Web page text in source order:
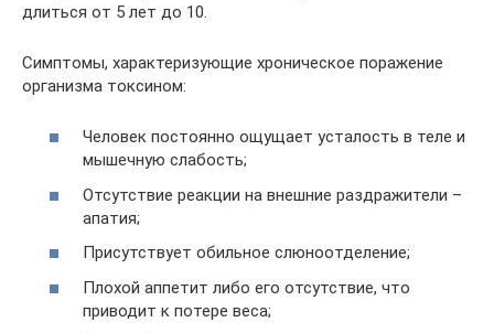
длиться от 5 лет до 10.
Симптомы, характеризующие хроническое поражение
организма токсином:
Человек постоянно ощущает усталость в теле и
мышечную слабость;
Отсутствие реакции на внешние раздражители –
апатия;
Присутствует обильное слюноотделение;
Плохой аппетит либо его отсутствие, что
приводит к потере веса;